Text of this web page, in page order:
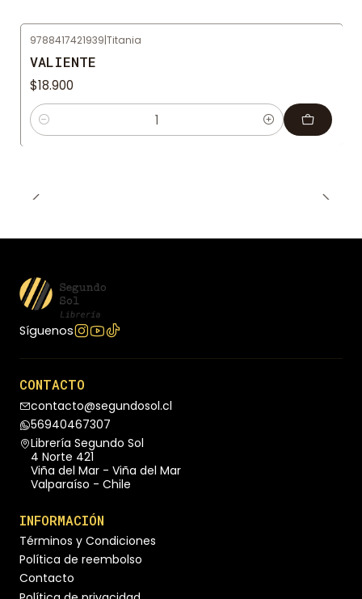
9788417421939|Titania
VALIENTE
$18.900
Cantidad
Síguenos
CONTACTO
contacto@segundosol.cl
56940467307
Librería Segundo Sol
4 Norte 421
Viña del Mar - Viña del Mar
Valparaíso - Chile
INFORMACIÓN
Términos y Condiciones
Política de reembolso
Contacto